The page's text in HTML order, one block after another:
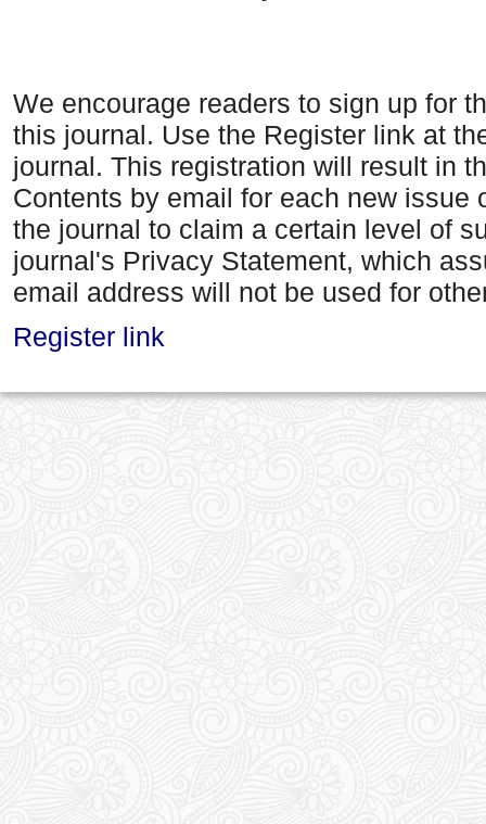
We encourage readers to sign up for
this journal. Use the Register link at
journal. This registration will result in
Contents by email for each new
the journal to claim a certain level of
journal's Privacy Statement, which
email address will not be used for
Register link